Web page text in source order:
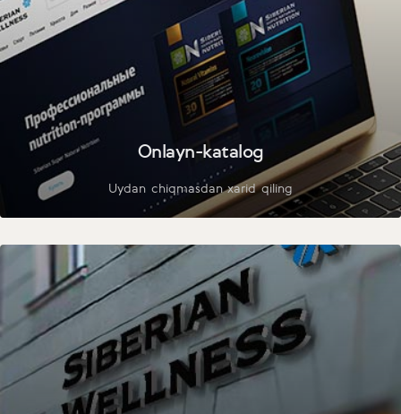
Onlayn-katalog
Uydan chiqmasdan xarid qiling